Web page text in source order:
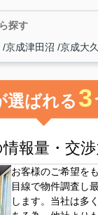
探す
京成津田沼 京成大
選ばれる 3
報量・交
お客様のご希望を
目線で物件調査し
します。当社は多